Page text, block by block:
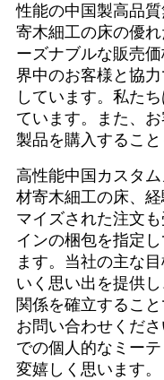
性能の中国製高品
寄木細工の床の優
ーズナブルな販売
界中のお客様と協
しています。私た
ています。また、
製品を購入すること
高性能中国カスタ
材寄木細工の床、
マイズされた注文
インの梱包を指定
ます。当社の主な
いく思い出を提供
関係を確立するこ
お問い合わせくだ
での個人的なミー
変嬉しく思います。